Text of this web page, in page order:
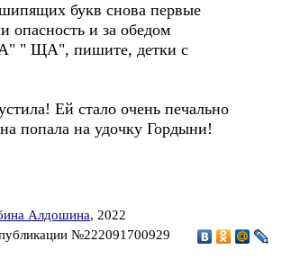
букв снова первые
опасность и за обедом
" ЩА", пишите, детки с
Ей стало очень печально
попала на удочку Гордыни!
Алдошина, 2022
№222091700929